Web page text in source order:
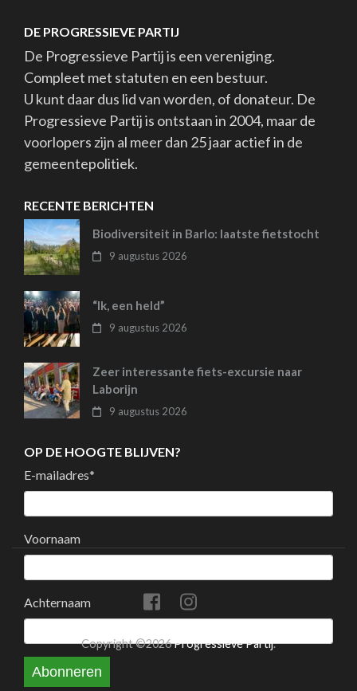
DE PROGRESSIEVE PARTIJ
De Progressieve Partij is een vereniging.
Compleet met statuten en een bestuur.
U kunt daar dus lid van worden, of donateur. De
Progressieve Partij is ontstaan in 2004, maar de
voorlopers zijn al meer dan 25 jaar actief in de
gemeentepolitiek.
RECENTE BERICHTEN
Biodiversiteit in Barlo: laatste fietstocht
9 augustus 2026
“Ik, een held”
9 augustus 2026
Zeer interessante fiets-excursie naar
Laborijn
9 augustus 2026
OP DE HOOGTE BLIJVEN?
E-mailadres*
Voornaam
Achternaam
Abonneren
Copyright ©2026Progressieve Partij.